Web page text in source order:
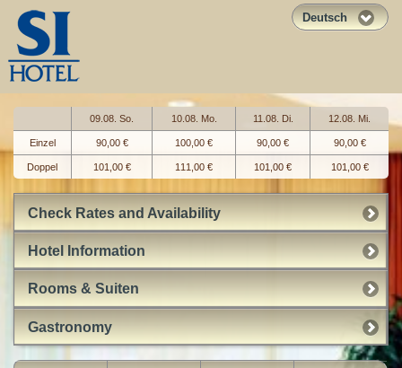
Deutsch
09.08. So. 10.08. Mo. 11.08. Di. 12.08. Mi.
Einzel 90,00 € 100,00 € 90,00 € 90,00 €
Doppel 101,00 € 111,00 € 101,00 € 101,00 €
Check Rates and Availability
Hotel Information
Rooms & Suiten
Gastronomy